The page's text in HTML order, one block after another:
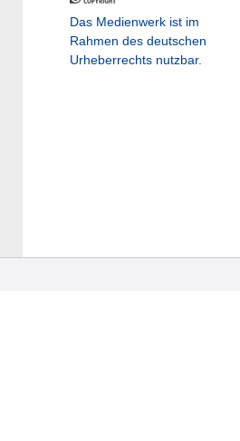
Das Medienwerk ist im
Rahmen des deutschen
Urheberrechts nutzbar.